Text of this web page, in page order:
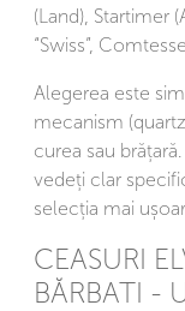
(Land), Startimer
“Swiss”, Comtesse.
Alegerea este
mecanism
curea sau
vedeți clar
selecția mai
CEASURI
BĂRBATI -